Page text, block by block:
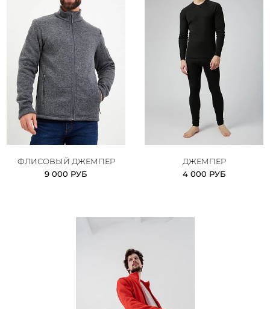
ФЛИСОВЫЙ ДЖЕМПЕР
9 000 РУБ
ДЖЕМПЕР
4 000 РУБ